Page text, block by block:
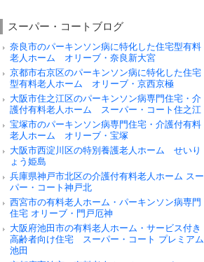
スーパー・コートブログ
奈良市のパーキンソン病に特化した住宅型有料
老人ホーム オリーブ・奈良新大宮
京都市右京区のパーキンソン病に特化した住宅
型有料老人ホーム オリーブ・京西京極
大阪市住之江区のパーキンソン病専門住宅・介
護付有料老人ホーム スーパー・コート住之江
宝塚市のパーキンソン病専門住宅・介護付有料
老人ホーム オリーブ・宝塚
大阪市西淀川区の特別養護老人ホーム せいり
ょう姫島
兵庫県神戸市北区の介護付有料老人ホーム スー
パー・コート神戸北
西宮市の有料老人ホーム・パーキンソン病専門
住宅 オリーブ・門戸厄神
大阪府池田市の有料老人ホーム・サービス付き
高齢者向け住宅 スーパー・コート プレミアム
池田